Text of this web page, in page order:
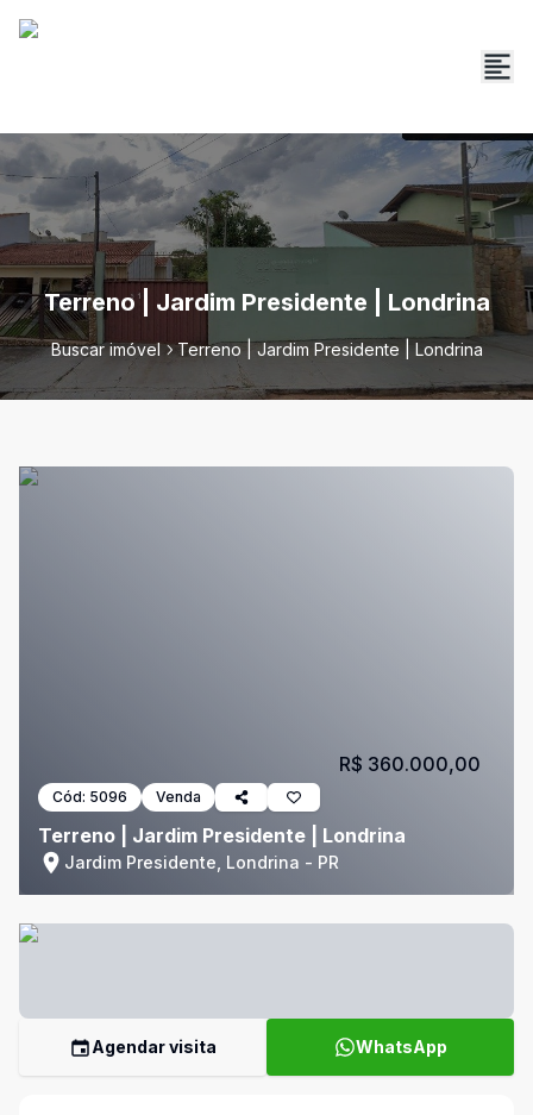
Terreno | Jardim Presidente | Londrina
Buscar imóvel Terreno | Jardim Presidente | Londrina
Cód: 5096 Venda
Terreno | Jardim Presidente | Londrina
Jardim Presidente, Londrina - PR
R$ 360.000,00
Agendar visita WhatsApp